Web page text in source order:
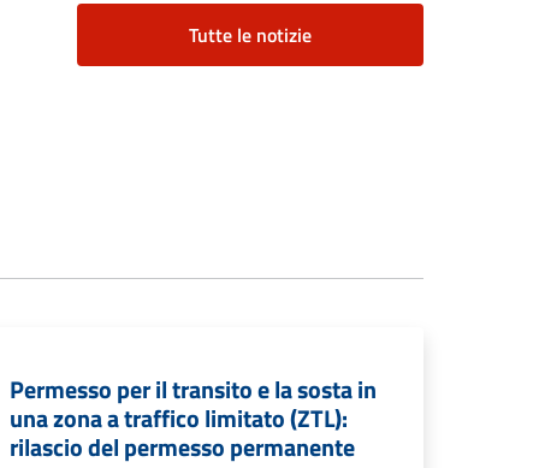
Tutte le notizie
Permesso per il transito e la sosta in
una zona a traffico limitato (ZTL):
rilascio del permesso permanente